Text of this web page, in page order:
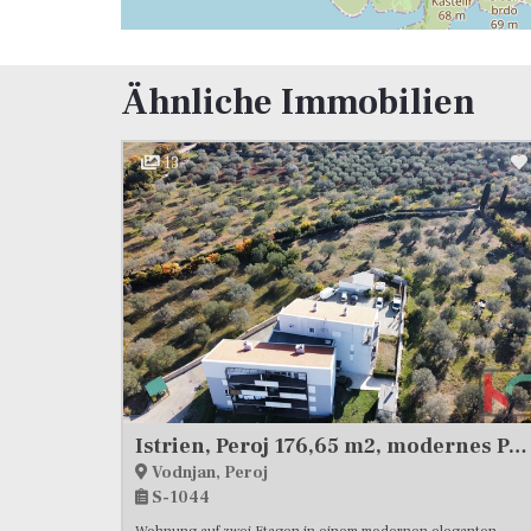
Ähnliche Immobilien
13
Istrien, Peroj 176,65 m2, modernes Penthouse unweit vom Meer
Vodnjan, Peroj
S-1044